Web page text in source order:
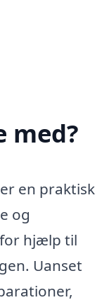
med?
en praktisk
og
hjælp til
Uanset